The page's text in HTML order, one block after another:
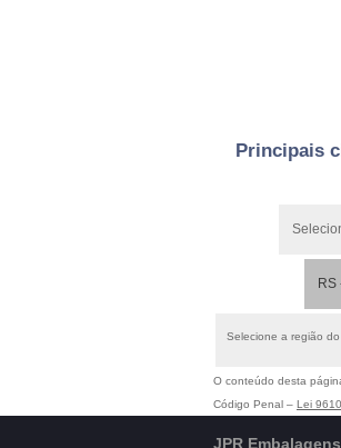
Principais
RS
Selecione a região do
O conteúdo desta
Código Penal – Lei
JPR